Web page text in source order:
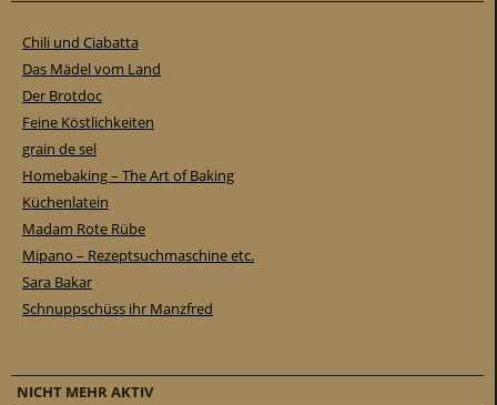
Chili und Ciabatta
Das Mädel vom Land
Der Brotdoc
Feine Köstlichkeiten
grain de sel
Homebaking – The Art of Baking
Küchenlatein
Madam Rote Rübe
Mipano – Rezeptsuchmaschine etc.
Sara Bakar
Schnuppschüss ihr Manzfred
NICHT MEHR AKTIV